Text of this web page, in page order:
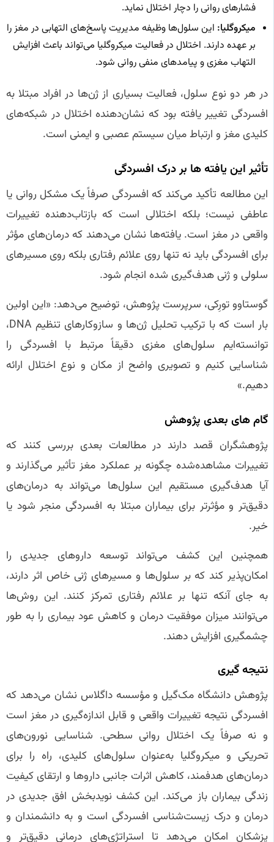
فشارهای روانی را دچار اختلال نماید.
میکروگلیا: این سلول‌ها وظیفه مدیریت پاسخ‌های التهابی در مغز را
بر عهده دارند. اختلال در فعالیت میکروگلیا می‌تواند باعث افزایش
التهاب مغزی و پیامدهای منفی روانی شود.
در هر دو نوع سلول، فعالیت بسیاری از ژن‌ها در افراد مبتلا به
افسردگی تغییر یافته بود که نشان‌دهنده اختلال در شبکه‌های
کلیدی مغز و ارتباط میان سیستم عصبی و ایمنی است.
تأثیر این یافته‌ ها بر درک افسردگی
این مطالعه تأکید می‌کند که افسردگی صرفاً یک مشکل روانی یا
عاطفی نیست؛ بلکه اختلالی است که بازتاب‌دهنده تغییرات
واقعی در مغز است. یافته‌ها نشان می‌دهند که درمان‌های مؤثر
برای افسردگی باید نه تنها روی علائم رفتاری بلکه روی مسیرهای
سلولی و ژنی هدف‌گیری شده انجام شود.
گوستاوو تورِکی، سرپرست پژوهش، توضیح می‌دهد: «این اولین
بار است که با ترکیب تحلیل ژن‌ها و سازوکارهای تنظیم DNA،
توانسته‌ایم سلول‌های مغزی دقیقاً مرتبط با افسردگی را
شناسایی کنیم و تصویری واضح از مکان و نوع اختلال ارائه
دهیم.»
گام‌ های بعدی پژوهش
پژوهشگران قصد دارند در مطالعات بعدی بررسی کنند که
تغییرات مشاهده‌شده چگونه بر عملکرد مغز تأثیر می‌گذارند و
آیا هدف‌گیری مستقیم این سلول‌ها می‌تواند به درمان‌های
دقیق‌تر و مؤثرتر برای بیماران مبتلا به افسردگی منجر شود یا
خیر.
همچنین این کشف می‌تواند توسعه داروهای جدیدی را
امکان‌پذیر کند که بر سلول‌ها و مسیرهای ژنی خاص اثر دارند،
به جای آنکه تنها بر علائم رفتاری تمرکز کنند. این روش‌ها
می‌توانند میزان موفقیت درمان و کاهش عود بیماری را به طور
چشمگیری افزایش دهند.
نتیجه‌ گیری
پژوهش دانشگاه مک‌گیل و مؤسسه داگلاس نشان می‌دهد که
افسردگی نتیجه تغییرات واقعی و قابل اندازه‌گیری در مغز است
و نه صرفاً یک اختلال روانی سطحی. شناسایی نورون‌های
تحریکی و میکروگلیا به‌عنوان سلول‌های کلیدی، راه را برای
درمان‌های هدفمند، کاهش اثرات جانبی داروها و ارتقای کیفیت
زندگی بیماران باز می‌کند. این کشف نویدبخش افق جدیدی در
درمان و درک زیست‌شناسی افسردگی است و به دانشمندان و
پزشکان امکان می‌دهد تا استراتژی‌های درمانی دقیق‌تر و